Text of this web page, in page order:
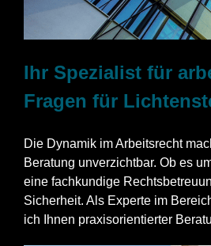
Ihr Spezialist für
Fragen für
Die Dynamik im Arbeitsrecht
Beratung unverzichtbar. Ob es
eine fachkundige
Sicherheit. Als Experte im
ich Ihnen praxisorientierter